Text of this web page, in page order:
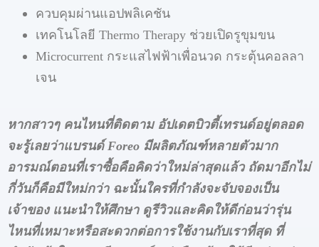
ควบคุมผ่านแอปพลิเคชัน
เทคโนโลยี Thermo Therapy ช่วยเปิดรูขุมขน
Microcurrent กระแสไฟฟ้าเพื่อนวด กระตุ้นคอลลา
เจน
หากสาวๆ คนไหนที่ติดตาม อัปเดตบิวตี้เทรนด์อยู่ตลอด
จะรู้เลยว่าแบรนด์ Foreo มีผลิตภัณฑ์หลายตัวมาก
อารมณ์ตอนที่เราซื้อคือคิดว่าใหม่ล่าสุดแล้ว ถัดมาอีกไม่
กี่วันก็คือมีใหม่กว่า ฉะนั้นใครที่กำลังจะจับจองเป็น
เจ้าของ แนะนำให้ศึกษา ดูรีวิวและคิดให้ดีก่อนว่ารุ่น
ไหนที่เหมาะหรือสะดวกต่อการใช้งานกับเราที่สุด ที่